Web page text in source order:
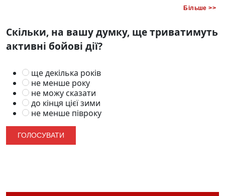
Більше >>
Скільки, на вашу думку, ще триватимуть
активні бойові дії?
ще декілька років
не менше року
не можу сказати
до кінця цієї зими
не менше півроку